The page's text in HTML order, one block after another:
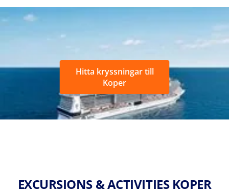
Hitta kryssningar till
Koper
EXCURSIONS & ACTIVITIES KOPER